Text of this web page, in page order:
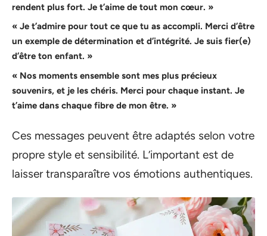
rendent plus fort. Je t’aime de tout mon cœur. »
« Je t’admire pour tout ce que tu as accompli. Merci d’être
un exemple de détermination et d’intégrité. Je suis fier(e)
d’être ton enfant. »
« Nos moments ensemble sont mes plus précieux
souvenirs, et je les chéris. Merci pour chaque instant. Je
t’aime dans chaque fibre de mon être. »
Ces messages peuvent être adaptés selon votre
propre style et sensibilité. L’important est de
laisser transparaître vos émotions authentiques.